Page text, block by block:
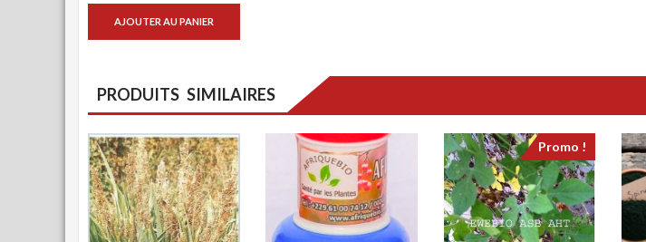
AJOUTER AU PANIER
PRODUITS SIMILAIRES
Promo !